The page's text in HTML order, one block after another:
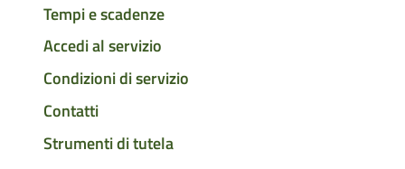
Tempi e scadenze
Accedi al servizio
Condizioni di servizio
Contatti
Strumenti di tutela